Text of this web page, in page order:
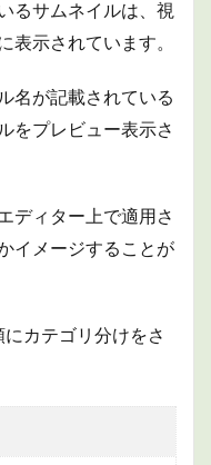
るサムネイルは、視
表示されています。
名が記載されている
をプレビュー表示さ
ディター上で適用さ
イメージすることが
カテゴリ分けをさ